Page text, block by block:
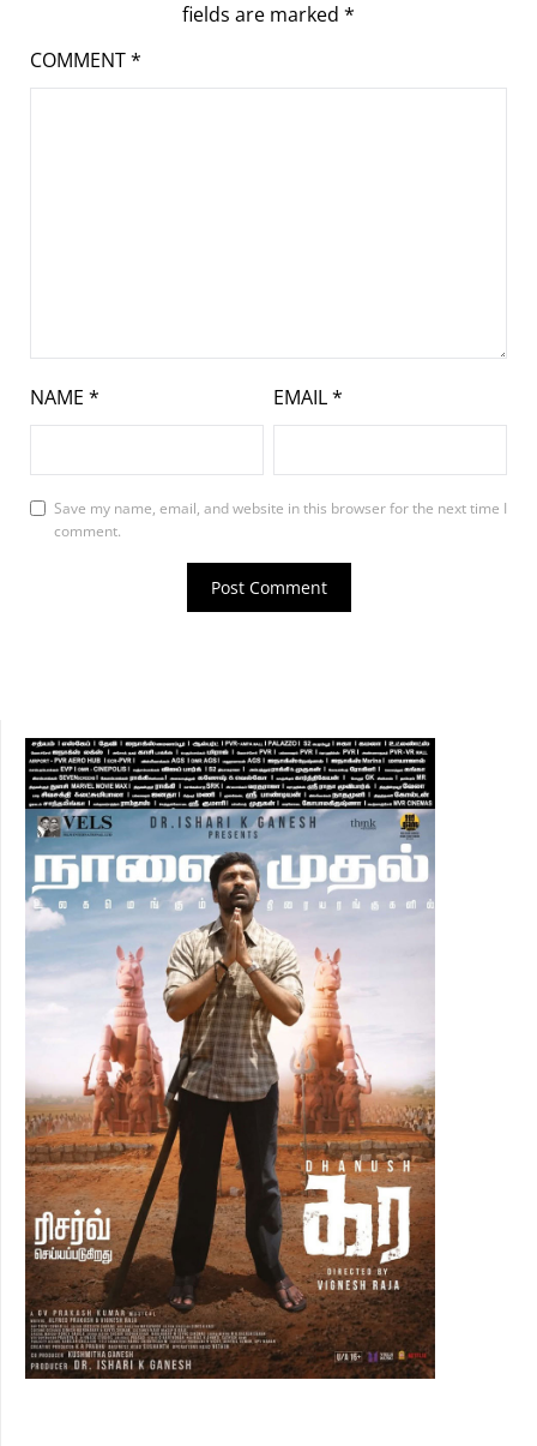
fields are marked *
COMMENT*
NAME * EMAIL*
Save my name, email, and website in this browser for the next time I
comment.